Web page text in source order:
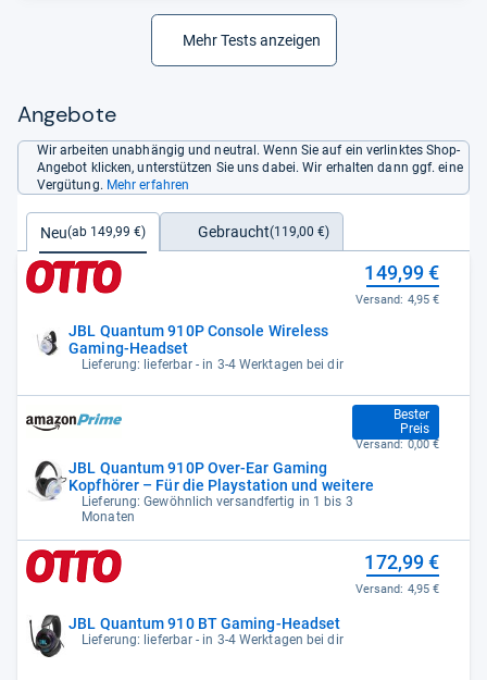
Mehr Tests anzeigen
Angebote
Wir arbeiten unabhängig und neutral. Wenn Sie auf ein verlinktes Shop-
Angebot klicken, unterstützen Sie uns dabei. Wir erhalten dann ggf. eine
Vergütung. Mehr erfahren
Neu(ab 149,99 €) Gebraucht(119,00 €)
JBL Quantum 910P Console Wireless
Gaming-Headset
Lieferung: lieferbar - in 3-4 Werktagen bei dir
149,99 €
Versand: 4,95 €
JBL Quantum 910P Over-Ear Gaming
Kopfhörer – Für die Playstation und weitere
Lieferung: Gewöhnlich versandfertig in 1 bis 3
Monaten
Bester
Preis
149,99 €
Versand: 0,00 €
JBL Quantum 910 BT Gaming-Headset
Lieferung: lieferbar - in 3-4 Werktagen bei dir
172,99 €
Versand: 4,95 €